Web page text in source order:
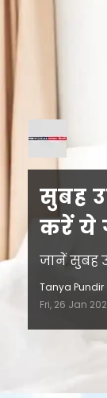
सुबह
करें ये
जानें सुबह
Tanya Pundir
Fri, 26 Jan